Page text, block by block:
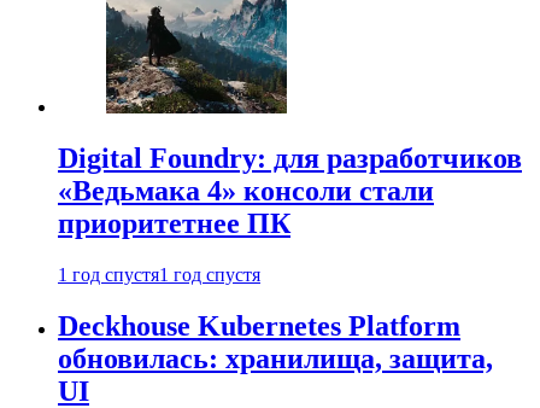
Digital Foundry: для разработчиков
«Ведьмака 4» консоли стали
приоритетнее ПК
1 год спустя1 год спустя
Deckhouse Kubernetes Platform
обновилась: хранилища, защита,
UI